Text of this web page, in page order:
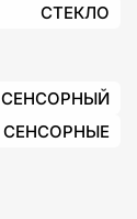
СТЕКЛО
СЕНСОРНЫЙ
СЕНСОРНЫЕ